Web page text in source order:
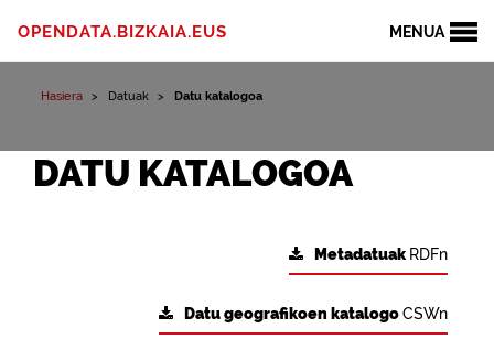
MENUA
OPENDATA.BIZKAIA.EUS
Hasiera Datuak Datu katalogoa
DATU KATALOGOA
Metadatuak RDFn
Datu geografikoen katalogoCSWn